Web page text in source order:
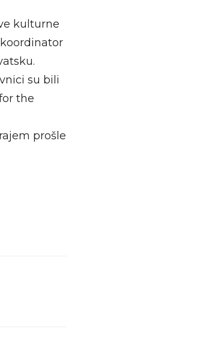
kulturne
su bili
the
prošle